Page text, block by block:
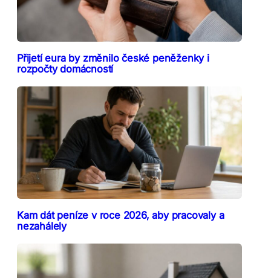
Přijetí eura by změnilo české peněženky i
rozpočty domácností
Kam dát peníze v roce 2026, aby pracovaly a
nezahálely